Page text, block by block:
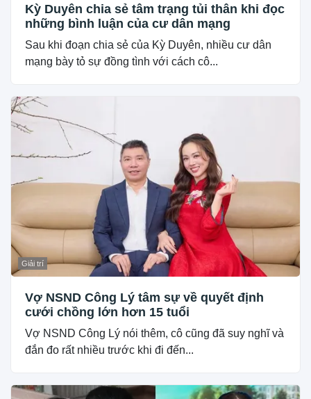
Kỳ Duyên chia sẻ tâm trạng tủi thân khi đọc
những bình luận của cư dân mạng
Sau khi đoạn chia sẻ của Kỳ Duyên, nhiều cư dân
mạng bày tỏ sự đồng tình với cách cô...
Giải trí
Vợ NSND Công Lý tâm sự về quyết định
cưới chồng lớn hơn 15 tuổi
Vợ NSND Công Lý nói thêm, cô cũng đã suy nghĩ và
đắn đo rất nhiều trước khi đi đến...